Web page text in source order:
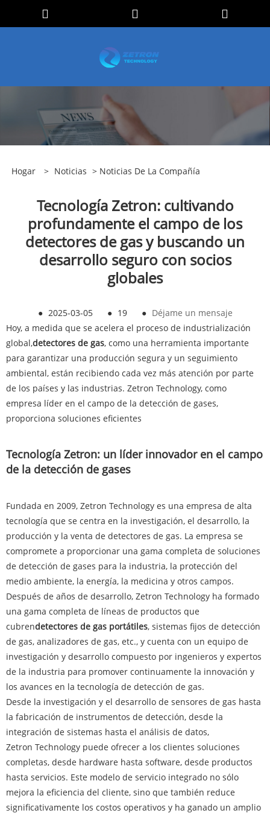
Hogar > Noticias > Noticias De La Compañía
Tecnología Zetron: cultivando
profundamente el campo de los
detectores de gas y buscando un
desarrollo seguro con socios
globales
● 2025-03-05 ● 19 ● Déjame un mensaje
Hoy, a medida que se acelera el proceso de industrialización
global,detectores de gas, como una herramienta importante
para garantizar una producción segura y un seguimiento
ambiental, están recibiendo cada vez más atención por parte
de los países y las industrias. Zetron Technology, como
empresa líder en el campo de la detección de gases,
proporciona soluciones eficientes
Tecnología Zetron: un líder innovador en el campo
de la detección de gases
Fundada en 2009, Zetron Technology es una empresa de alta
tecnología que se centra en la investigación, el desarrollo, la
producción y la venta de detectores de gas. La empresa se
compromete a proporcionar una gama completa de soluciones
de detección de gases para la industria, la protección del
medio ambiente, la energía, la medicina y otros campos.
Después de años de desarrollo, Zetron Technology ha formado
una gama completa de líneas de productos que
cubrendetectores de gas portátiles, sistemas fijos de detección
de gas, analizadores de gas, etc., y cuenta con un equipo de
investigación y desarrollo compuesto por ingenieros y expertos
de la industria para promover continuamente la innovación y
los avances en la tecnología de detección de gas.
Desde la investigación y el desarrollo de sensores de gas hasta
la fabricación de instrumentos de detección, desde la
integración de sistemas hasta el análisis de datos,
Zetron Technology puede ofrecer a los clientes soluciones
completas, desde hardware hasta software, desde productos
hasta servicios. Este modelo de servicio integrado no sólo
mejora la eficiencia del cliente, sino que también reduce
significativamente los costos operativos y ha ganado un amplio